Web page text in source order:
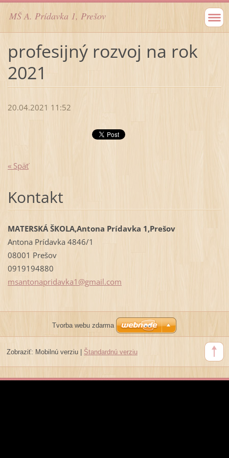
MŠ A. Prídavka 1, Prešov
profesijný rozvoj na rok
2021
20.04.2021 11:52
« Späť
Kontakt
MATERSKÁ ŠKOLA,Antona Prídavka 1,Prešov
Antona Prídavka 4846/1
08001 Prešov
0919194880
msantonapridavka1@gmail.com
Tvorba webu zdarma
Zobraziť: Mobilnú verziu| Štandardnú verziu